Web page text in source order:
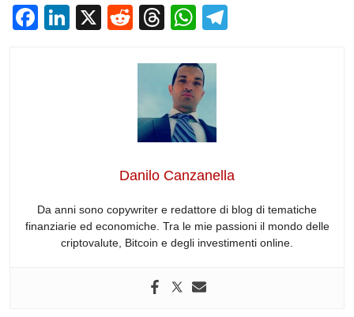
F
Li
X
R
d
di
t
T
e
a
d
s
W
at
s
A
p
p
Danilo Canzanella
Da anni sono copywriter e redattore di blog di tematiche
finanziarie ed economiche. Tra le mie passioni il mondo delle
criptovalute, Bitcoin e degli investimenti online.